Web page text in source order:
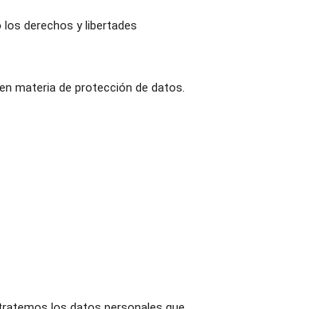
derechos y libertades
materia de protección de datos.